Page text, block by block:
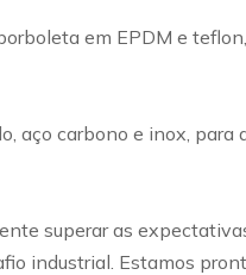
em EPDM e
aço carbono e inox,
superar as
industrial. Estamos